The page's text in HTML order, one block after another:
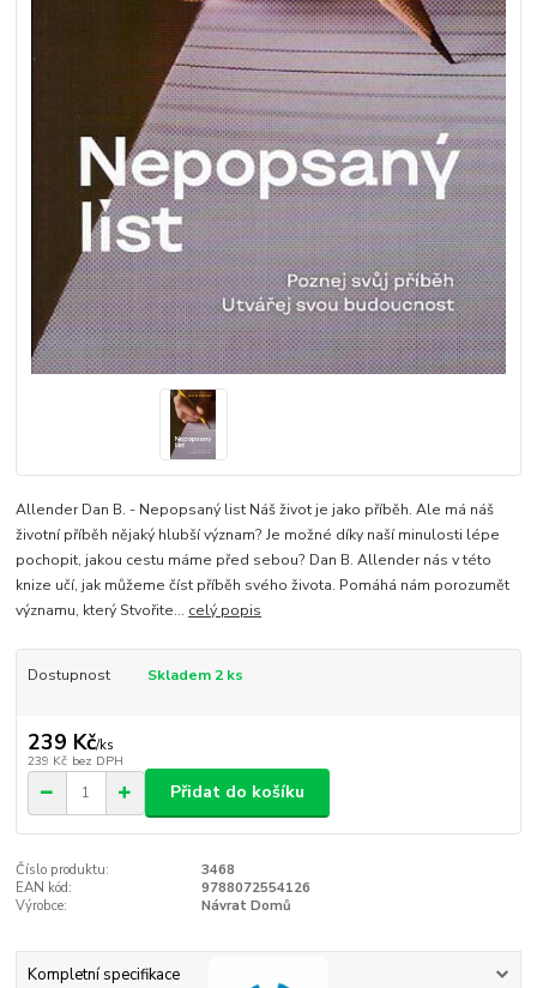
Allender Dan B. - Nepopsaný list Náš život je jako příběh. Ale má náš
životní příběh nějaký hlubší význam? Je možné díky naší minulosti lépe
pochopit, jakou cestu máme před sebou? Dan B. Allender nás v této
knize učí, jak můžeme číst příběh svého života. Pomáhá nám porozumět
významu, který Stvořite... celý popis
Dostupnost Skladem 2 ks
239 Kč/ks
239 Kč bez DPH
Přidat do košíku
Číslo produktu:
3468
EAN kód:
9788072554126
Výrobce:
Návrat Domů
Kompletní specifikace